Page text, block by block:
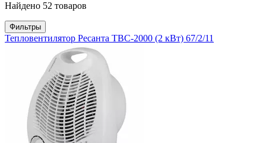
Найдено 52 товаров
Фильтры
Тепловентилятор Ресанта ТВС-2000 (2 кВт) 67/2/11